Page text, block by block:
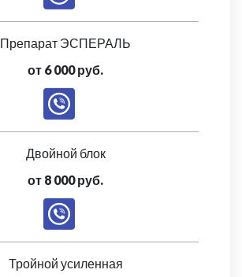
Препарат ЭСПЕРАЛЬ
от 6 000 руб.
Двойной блок
от 8 000 руб.
Тройной усиленная